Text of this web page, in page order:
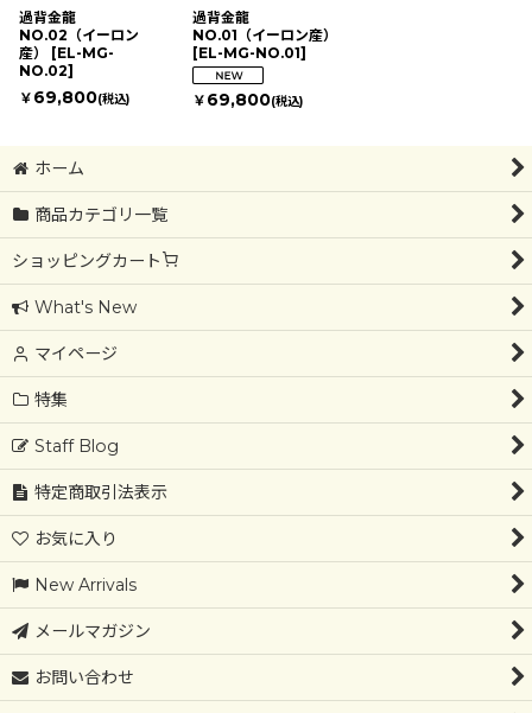
過背金龍
NO.02（イーロン
産）
[EL-MG-
NO.02]
￥ 69,800(税込)
過背金龍
NO.01（イーロン産）
[EL-MG-NO.01]
￥ 69,800(税込)
ホーム
商品カテゴリ一覧
ショッピングカート
What's New
マイページ
特集
Staff Blog
特定商取引法表示
お気に入り
New Arrivals
メールマガジン
お問い合わせ